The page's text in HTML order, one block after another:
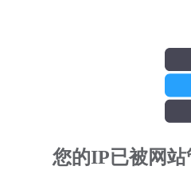
您的IP已被网